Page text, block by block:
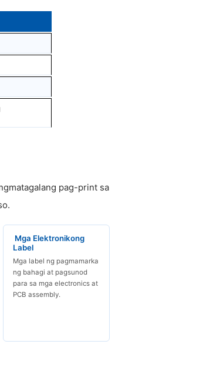
pag-print sa
Mga Elektronikong
Label
Mga label ng pagmamarka
ng bahagi at pagsunod
para sa mga electronics at
PCB assembly.